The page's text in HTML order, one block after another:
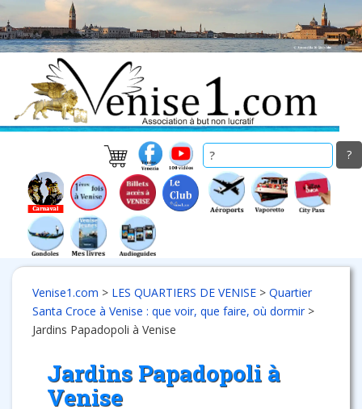
to
main
Venise1.com > LES QUARTIERS DE VENISE > Quartier
Santa Croce à Venise : que voir, que faire, où dormir>
Jardins Papadopoli à Venise
Jardins Papadopoli à
Venise